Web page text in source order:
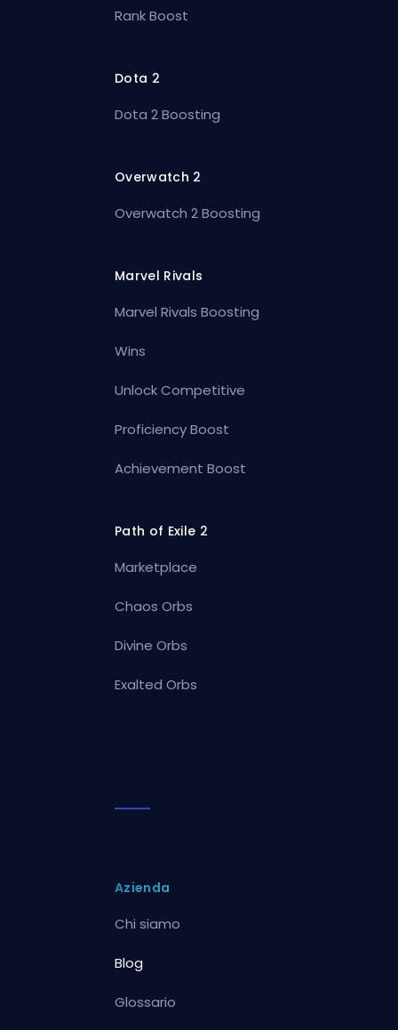
Rank Boost
Dota 2
Dota 2 Boosting
Overwatch 2
Overwatch 2 Boosting
Marvel Rivals
Marvel Rivals Boosting
Wins
Unlock Competitive
Proficiency Boost
Achievement Boost
Path of Exile 2
Marketplace
Chaos Orbs
Divine Orbs
Exalted Orbs
Azienda
Chi siamo
Blog
Glossario